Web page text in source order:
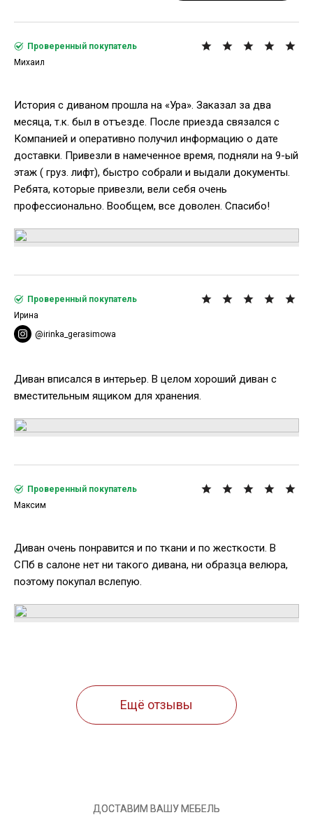
История с диваном прошла на «Ура». Заказал за два
месяца, т.к. был в отъезде. После приезда связался с
Компанией и оперативно получил информацию о дате
доставки. Привезли в намеченное время, подняли на 9-ый
этаж ( груз. лифт), быстро собрали и выдали документы.
Ребята, которые привезли, вели себя очень
профессионально. Вообщем, все доволен. Спасибо!
Проверенный покупатель
Михаил
Диван вписался в интерьер. В целом хороший диван с
вместительным ящиком для хранения.
Проверенный покупатель
Ирина
@irinka_gerasimowa
Диван очень понравится и по ткани и по жесткости. В
СПб в салоне нет ни такого дивана, ни образца велюра,
поэтому покупал вслепую.
Проверенный покупатель
Максим
Ещё отзывы
ДОСТАВИМ ВАШУ МЕБЕЛЬ